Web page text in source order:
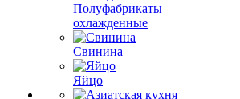
Полуфабрикаты
охлажденные
Свинина
Яйцо